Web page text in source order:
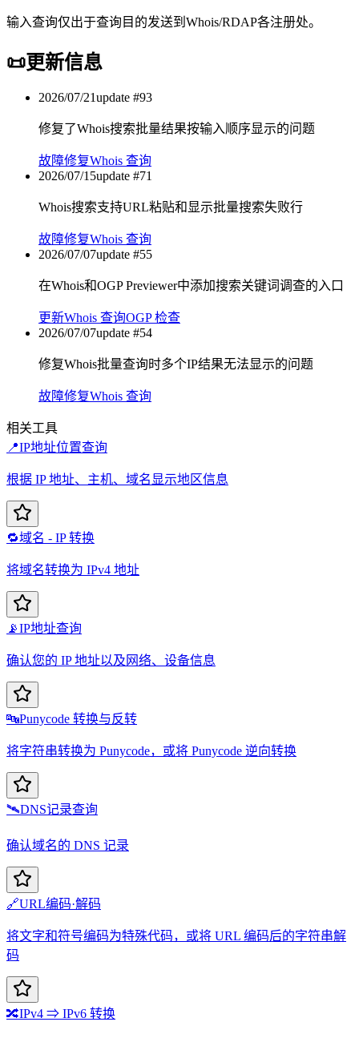
输入查询仅出于查询目的发送到Whois/RDAP各注册处。
📜更新信息
2026/07/21update #93
修复了Whois搜索批量结果按输入顺序显示的问题
故障修复Whois 查询
2026/07/15update #71
Whois搜索支持URL粘贴和显示批量搜索失败行
故障修复Whois 查询
2026/07/07update #55
在Whois和OGP Previewer中添加搜索关键词调查的入口
更新Whois 查询OGP 检查
2026/07/07update #54
修复Whois批量查询时多个IP结果无法显示的问题
故障修复Whois 查询
相关工具
📍IP地址位置查询
根据 IP 地址、主机、域名显示地区信息
🔁域名 - IP 转换
将域名转换为 IPv4 地址
📡IP地址查询
确认您的 IP 地址以及网络、设备信息
🔤Punycode 转换与反转
将字符串转换为 Punycode，或将 Punycode 逆向转换
🛰️DNS记录查询
确认域名的 DNS 记录
🔗URL编码·解码
将文字和符号编码为特殊代码，或将 URL 编码后的字符串解
码
🔀IPv4 ⇒ IPv6 转换